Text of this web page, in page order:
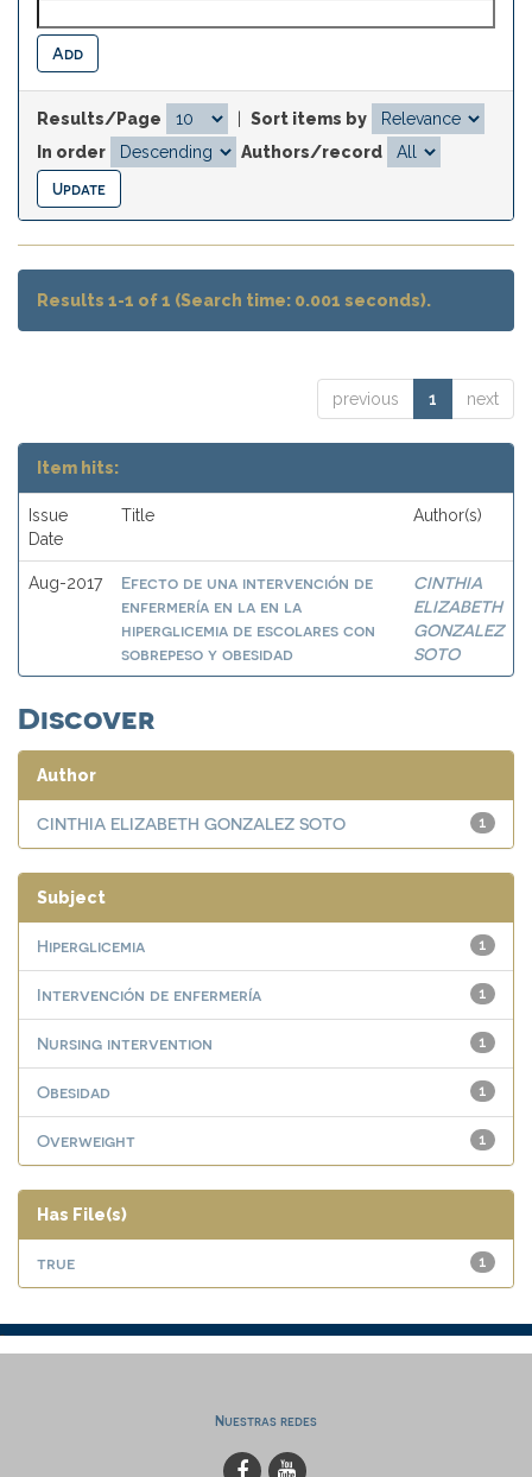
Results/Page
Sort items by
In order
Authors/record
Results 1-1 of 1 (Search time: 0.001 seconds).
previous 1 next
Item hits:
Issue
Date
Title Author(s)
Aug-2017
Efecto de una intervención de
enfermería en la en la
hiperglicemia de escolares con
sobrepeso y obesidad
CINTHIA
ELIZABETH
GONZALEZ
SOTO
Discover
Author
1
CINTHIA ELIZABETH GONZALEZ SOTO
Subject
1
Hiperglicemia
1
Intervención de enfermería
1
Nursing intervention
1
Obesidad
1
Overweight
Has File(s)
1
true
Nuestras redes